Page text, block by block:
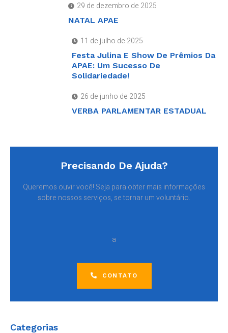
29 de dezembro de 2025
NATAL APAE
11 de julho de 2025
Festa Julina E Show De Prêmios Da
APAE: Um Sucesso De
Solidariedade!
26 de junho de 2025
VERBA PARLAMENTAR ESTADUAL
Precisando De Ajuda?
Queremos ouvir você! Seja para obter mais informações
sobre nossos serviços, se tornar um voluntário.
a
CONTATO
Categorias